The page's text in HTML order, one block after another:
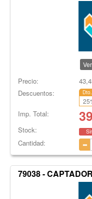
Precio:
Descuentos:
25
Imp. Total:
Stock:
Cantidad:
79038 -